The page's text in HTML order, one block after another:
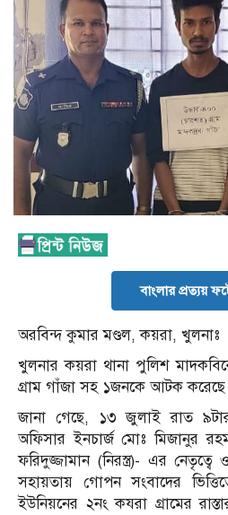
বাংলার প্রত্যয়
অরবিন্দ কুমার মণ্ডল, কয়রা, খুলনাঃ
খুলনার কয়রা থানা পুলিশ
গ্রাম গাঁজা সহ ১জনকে আটক
জানা গেছে, ১৩ জুলাই রাত
অফিসার ইনচার্জ মোঃ মিজানুর
ফরিদুজ্জামান (নিরস্ত্র)- এর
সহায়তায় গোপন সংবাদের
ইউনিয়নের ২নং কযরা গ্রামের